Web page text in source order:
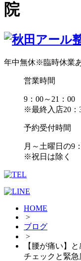
院
年中無休※臨時休業
営業時間
9：00～21：00
※最終入店20：
予約受付時間
月～土曜日の9
※祝日は除く
HOME
>
ブログ
>
【腰が痛い】
チェックと緊